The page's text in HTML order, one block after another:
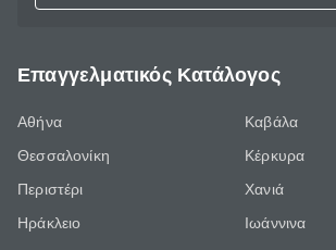
Επαγγελματικός Κατάλογος
Αθήνα
Θεσσαλονίκη
Περιστέρι
Ηράκλειο
Καβάλα
Κέρκυρα
Χανιά
Ιωάννινα